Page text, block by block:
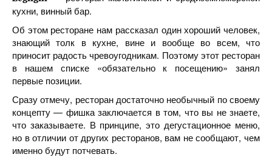
кухни, винный бар.
Об этом ресторане нам рассказал один хороший человек,
знающий толк в кухне, вине и вообще во всем, что
приносит радость чревоугодникам. Поэтому этот ресторан
в нашем списке «обязательно к посещению» занял
первые позиции.
Сразу отмечу, ресторан достаточно необычный по своему
концепту — фишка заключается в том, что вы не знаете,
что заказываете. В принципе, это дегустационное меню,
но в отличии от других ресторанов, вам не сообщают, чем
именно будут потчевать.